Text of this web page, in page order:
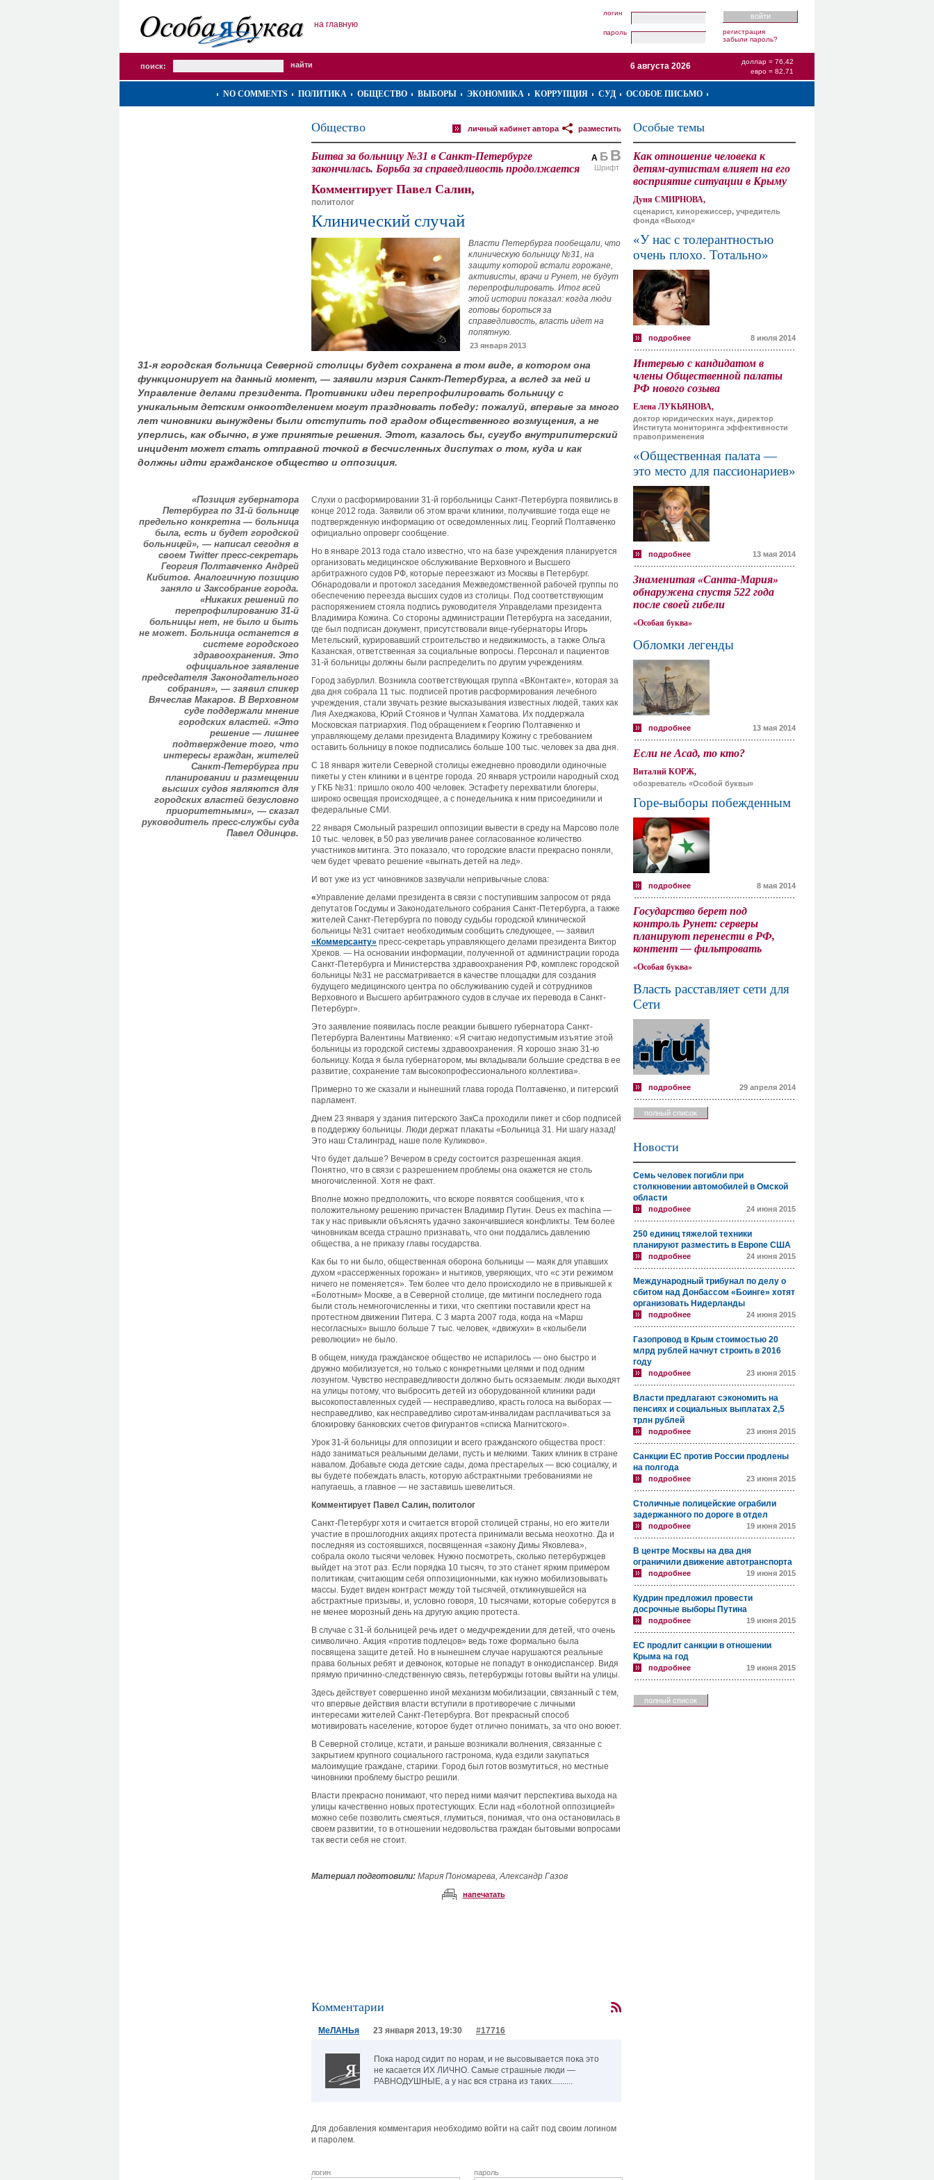
на главную
логин
пароль
регистрация
забыли пароль?
поиск:
доллар = 76,42
евро = 82,71
6 августа 2026
NO COMMENTS ПОЛИТИКА ОБЩЕСТВО ВЫБОРЫ ЭКОНОМИКА КОРРУПЦИЯ СУД ОСОБОЕ ПИСЬМО
Общество разместить
личный кабинет автора
А Б В
Шрифт
Битва за больницу №31 в Санкт-Петербурге
закончилась. Борьба за справедливость продолжается
Комментирует Павел Салин,
политолог
Клинический случай
Власти Петербурга пообещали, что
клиническую больницу №31, на
защиту которой встали горожане,
активисты, врачи и Рунет, не будут
перепрофилировать. Итог всей
этой истории показал: когда люди
готовы бороться за
справедливость, власть идет на
попятную.
23 января 2013
31-я городская больница Северной столицы будет сохранена в том виде, в котором она
функционирует на данный момент, — заявили мэрия Санкт-Петербурга, а вслед за ней и
Управление делами президента. Противники идеи перепрофилировать больницу с
уникальным детским онкоотделением могут праздновать победу: пожалуй, впервые за много
лет чиновники вынуждены были отступить под градом общественного возмущения, а не
уперлись, как обычно, в уже принятые решения. Этот, казалось бы, сугубо внутрипитерский
инцидент может стать отправной точкой в бесчисленных диспутах о том, куда и как
должны идти гражданское общество и оппозиция.
«Позиция губернатора
Петербурга по 31-й больнице
предельно конкретна — больница
была, есть и будет городской
больницей», — написал сегодня в
своем Twitter пресс-секретарь
Георгия Полтавченко Андрей
Кибитов. Аналогичную позицию
заняло и Заксобрание города.
«Никаких решений по
перепрофилированию 31-й
больницы нет, не было и быть
не может. Больница останется в
системе городского
здравоохранения. Это
официальное заявление
председателя Законодательного
собрания», — заявил спикер
Вячеслав Макаров. В Верховном
суде поддержали мнение
городских властей. «Это
решение — лишнее
подтверждение того, что
интересы граждан, жителей
Санкт-Петербурга при
планировании и размещении
высших судов являются для
городских властей безусловно
приоритетными», — сказал
руководитель пресс-службы суда
Павел Одинцов.
Слухи о расформировании 31-й горбольницы Санкт-Петербурга появились в
конце 2012 года. Заявили об этом врачи клиники, получившие тогда еще не
подтвержденную информацию от осведомленных лиц. Георгий Полтавченко
официально опроверг сообщение.
Но в январе 2013 года стало известно, что на базе учреждения планируется
организовать медицинское обслуживание Верховного и Высшего
арбитражного судов РФ, которые переезжают из Москвы в Петербург.
Обнародовали и протокол заседания Межведомственной рабочей группы по
обеспечению переезда высших судов из столицы. Под соответствующим
распоряжением стояла подпись руководителя Управделами президента
Владимира Кожина. Со стороны администрации Петербурга на заседании,
где был подписан документ, присутствовали вице-губернаторы Игорь
Метельский, курировавший строительство и недвижимость, а также Ольга
Казанская, ответственная за социальные вопросы. Персонал и пациентов
31-й больницы должны были распределить по другим учреждениям.
Город забурлил. Возникла соответствующая группа «ВКонтакте», которая за
два дня собрала 11 тыс. подписей против расформирования лечебного
учреждения, стали звучать резкие высказывания известных людей, таких как
Лия Ахеджакова, Юрий Стоянов и Чулпан Хаматова. Их поддержала
Московская патриархия. Под обращением к Георгию Полтавченко и
управляющему делами президента Владимиру Кожину с требованием
оставить больницу в покое подписались больше 100 тыс. человек за два дня.
С 18 января жители Северной столицы ежедневно проводили одиночные
пикеты у стен клиники и в центре города. 20 января устроили народный сход
у ГКБ №31: пришло около 400 человек. Эстафету перехватили блогеры,
широко освещая происходящее, а с понедельника к ним присоединили и
федеральные СМИ.
22 января Смольный разрешил оппозиции вывести в среду на Марсово поле
10 тыс. человек, в 50 раз увеличив ранее согласованное количество
участников митинга. Это показало, что городские власти прекрасно поняли,
чем будет чревато решение «выгнать детей на лед».
И вот уже из уст чиновников зазвучали непривычные слова:
«Управление делами президента в связи с поступившим запросом от ряда
депутатов Госдумы и Законодательного собрания Санкт-Петербурга, а также
жителей Санкт-Петербурга по поводу судьбы городской клинической
больницы №31 считает необходимым сообщить следующее, — заявил
«Коммерсанту» пресс-секретарь управляющего делами президента Виктор
Хреков. — На основании информации, полученной от администрации города
Санкт-Петербурга и Министерства здравоохранения РФ, комплекс городской
больницы №31 не рассматривается в качестве площадки для создания
будущего медицинского центра по обслуживанию судей и сотрудников
Верховного и Высшего арбитражного судов в случае их перевода в Санкт-
Петербург».
Это заявление появилась после реакции бывшего губернатора Санкт-
Петербурга Валентины Матвиенко: «Я считаю недопустимым изъятие этой
больницы из городской системы здравоохранения. Я хорошо знаю 31-ю
больницу. Когда я была губернатором, мы вкладывали большие средства в ее
развитие, сохранение там высокопрофессионального коллектива».
Примерно то же сказали и нынешний глава города Полтавченко, и питерский
парламент.
Днем 23 января у здания питерского ЗакСа проходили пикет и сбор подписей
в поддержку больницы. Люди держат плакаты «Больница 31. Ни шагу назад!
Это наш Сталинград, наше поле Куликово».
Что будет дальше? Вечером в среду состоится разрешенная акция.
Понятно, что в связи с разрешением проблемы она окажется не столь
многочисленной. Хотя не факт.
Вполне можно предположить, что вскоре появятся сообщения, что к
положительному решению причастен Владимир Путин. Deus ex machina —
так у нас привыкли объяснять удачно закончившиеся конфликты. Тем более
чиновникам всегда страшно признавать, что они поддались давлению
общества, а не приказу главы государства.
Как бы то ни было, общественная оборона больницы — маяк для упавших
духом «рассерженных горожан» и нытиков, уверяющих, что «с эти режимом
ничего не поменяется». Тем более что дело происходило не в привыкшей к
«Болотным» Москве, а в Северной столице, где митинги последнего года
были столь немногочисленны и тихи, что скептики поставили крест на
протестном движении Питера. С 3 марта 2007 года, когда на «Марш
несогласных» вышло больше 7 тыс. человек, «движухи» в «колыбели
революции» не было.
В общем, никуда гражданское общество не испарилось — оно быстро и
дружно мобилизуется, но только с конкретными целями и под одним
лозунгом. Чувство несправедливости должно быть осязаемым: люди выходят
на улицы потому, что выбросить детей из оборудованной клиники ради
высокопоставленных судей — несправедливо, красть голоса на выборах —
несправедливо, как несправедливо сиротам-инвалидам расплачиваться за
блокировку банковских счетов фигурантов «списка Магнитского».
Урок 31-й больницы для оппозиции и всего гражданского общества прост:
надо заниматься реальными делами, пусть и мелкими. Таких клиник в стране
навалом. Добавьте сюда детские сады, дома престарелых — всю социалку, и
вы будете побеждать власть, которую абстрактными требованиями не
напугаешь, а главное — не заставишь шевелиться.
Комментирует Павел Салин, политолог
Санкт-Петербург хотя и считается второй столицей страны, но его жители
участие в прошлогодних акциях протеста принимали весьма неохотно. Да и
последняя из состоявшихся, посвященная «закону Димы Яковлева»,
собрала около тысячи человек. Нужно посмотреть, сколько петербуржцев
выйдет на этот раз. Если порядка 10 тысяч, то это станет ярким примером
политикам, считающим себя оппозиционными, как нужно мобилизовывать
массы. Будет виден контраст между той тысячей, откликнувшейся на
абстрактные призывы, и, условно говоря, 10 тысячами, которые соберутся в
не менее морозный день на другую акцию протеста.
В случае с 31-й больницей речь идет о медучреждении для детей, что очень
символично. Акция «против подлецов» ведь тоже формально была
посвящена защите детей. Но в нынешнем случае нарушаются реальные
права больных ребят и девчонок, которые не попадут в онкодиспансер. Видя
прямую причинно-следственную связь, петербуржцы готовы выйти на улицы.
Здесь действует совершенно иной механизм мобилизации, связанный с тем,
что впервые действия власти вступили в противоречие с личными
интересами жителей Санкт-Петербурга. Вот прекрасный способ
мотивировать население, которое будет отлично понимать, за что оно воюет.
В Северной столице, кстати, и раньше возникали волнения, связанные с
закрытием крупного социального гастронома, куда ездили закупаться
малоимущие граждане, старики. Город был готов возмутиться, но местные
чиновники проблему быстро решили.
Власти прекрасно понимают, что перед ними маячит перспектива выхода на
улицы качественно новых протестующих. Если над «болотной оппозицией»
можно себе позволить смеяться, глумиться, понимая, что она остановилась в
своем развитии, то в отношении недовольства граждан бытовыми вопросами
так вести себя не стоит.
Материал подготовили: Мария Пономарева, Александр Газов
напечатать
Комментарии
МеЛАНЬя 23 января 2013, 19:30 #17716
Пока народ сидит по норам, и не высовывается пока это
не касается ИХ ЛИЧНО. Самые страшные люди —
РАВНОДУШНЫЕ, а у нас вся страна из таких..........
Для добавления комментария необходимо войти на сайт под своим логином
и паролем.
логин пароль
Особые темы
Как отношение человека к
детям-аутистам влияет на его
восприятие ситуации в Крыму
Дуня СМИРНОВА,
сценарист, кинорежиссер, учредитель
фонда «Выход»
«У нас с толерантностью
очень плохо. Тотально»
подробнее 8 июля 2014
Интервью с кандидатом в
члены Общественной палаты
РФ нового созыва
Елена ЛУКЬЯНОВА,
доктор юридических наук, директор
Института мониторинга эффективности
правоприменения
«Общественная палата —
это место для пассионариев»
подробнее 13 мая 2014
Знаменитая «Санта-Мария»
обнаружена спустя 522 года
после своей гибели
«Особая буква»
Обломки легенды
подробнее 13 мая 2014
Если не Асад, то кто?
Виталий КОРЖ,
обозреватель «Особой буквы»
Горе-выборы побежденным
подробнее 8 мая 2014
Государство берет под
контроль Рунет: серверы
планируют перенести в РФ,
контент — фильтровать
«Особая буква»
Власть расставляет сети для
Сети
подробнее 29 апреля 2014
полный список
Новости
Семь человек погибли при
столкновении автомобилей в Омской
области
подробнее 24 июня 2015
250 единиц тяжелой техники
планируют разместить в Европе США
подробнее 24 июня 2015
Международный трибунал по делу о
сбитом над Донбассом «Боинге» хотят
организовать Нидерланды
подробнее 24 июня 2015
Газопровод в Крым стоимостью 20
млрд рублей начнут строить в 2016
году
подробнее 23 июня 2015
Власти предлагают сэкономить на
пенсиях и социальных выплатах 2,5
трлн рублей
подробнее 23 июня 2015
Санкции ЕС против России продлены
на полгода
подробнее 23 июня 2015
Столичные полицейские ограбили
задержанного по дороге в отдел
подробнее 19 июня 2015
В центре Москвы на два дня
ограничили движение автотранспорта
подробнее 19 июня 2015
Кудрин предложил провести
досрочные выборы Путина
подробнее 19 июня 2015
ЕС продлит санкции в отношении
Крыма на год
подробнее 19 июня 2015
полный список